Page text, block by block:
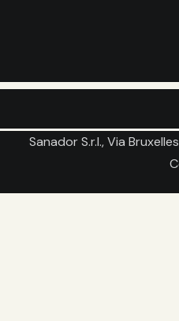
Sanador S.r.l., Via